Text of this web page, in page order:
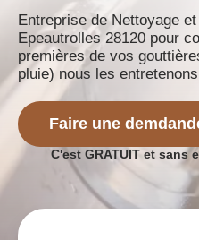
Entreprise de Nettoyage
Epeautrolles 28120 pour
premières de vos
pluie) nous les
Faire une
C'est GRATUIT et sans